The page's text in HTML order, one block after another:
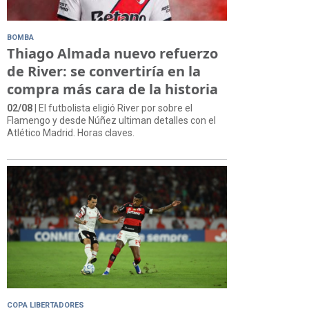
BOMBA
Thiago Almada nuevo refuerzo
de River: se convertiría en la
compra más cara de la historia
02/08 | El futbolista eligió River por sobre el
Flamengo y desde Núñez ultiman detalles con el
Atlético Madrid. Horas claves.
COPA LIBERTADORES